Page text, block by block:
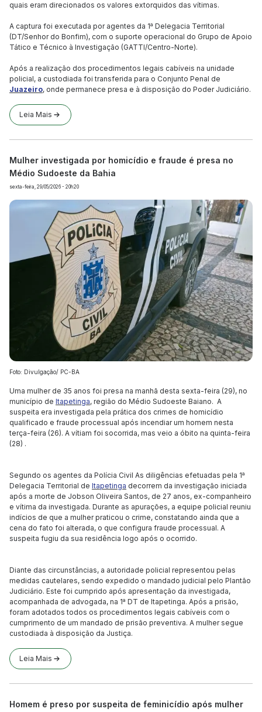
quais eram direcionados os valores extorquidos das vítimas.
A captura foi executada por agentes da 1ª Delegacia Territorial
(DT/Senhor do Bonfim), com o suporte operacional do Grupo de Apoio
Tático e Técnico à Investigação (GATTI/Centro-Norte).
Após a realização dos procedimentos legais cabíveis na unidade
policial, a custodiada foi transferida para o Conjunto Penal de
Juazeiro, onde permanece presa e à disposição do Poder Judiciário.
Leia Mais
Mulher investigada por homicídio e fraude é presa no
Médio Sudoeste da Bahia
sexta-feira, 29/05/2026 - 20h20
Foto: Divulgação/ PC-BA
Uma mulher de 35 anos foi presa na manhã desta sexta-feira (29), no
município de Itapetinga, região do Médio Sudoeste Baiano. A
suspeita era investigada pela prática dos crimes de homicídio
qualificado e fraude processual após incendiar um homem nesta
terça-feira (26). A vítiam foi socorrida, mas veio a óbito na quinta-feira
(28) .
Segundo os agentes da Polícia Civil As diligências efetuadas pela 1ª
Delegacia Territorial de Itapetinga decorrem da investigação iniciada
após a morte de Jobson Oliveira Santos, de 27 anos, ex-companheiro
e vítima da investigada. Durante as apurações, a equipe policial reuniu
indícios de que a mulher praticou o crime, constatando ainda que a
cena do fato foi alterada, o que configura fraude processual. A
suspeita fugiu da sua residência logo após o ocorrido.
Diante das circunstâncias, a autoridade policial representou pelas
medidas cautelares, sendo expedido o mandado judicial pelo Plantão
Judiciário. Este foi cumprido após apresentação da investigada,
acompanhada de advogada, na 1ª DT de Itapetinga. Após a prisão,
foram adotados todos os procedimentos legais cabíveis com o
cumprimento de um mandado de prisão preventiva. A mulher segue
custodiada à disposição da Justiça.
Leia Mais
Homem é preso por suspeita de feminicídio após mulher